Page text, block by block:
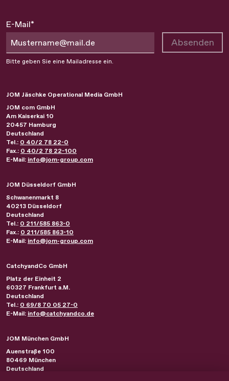
E-Mail*
Absenden
Bitte geben Sie eine Mailadresse ein.
JOM Jäschke Operational Media GmbH
JOM com GmbH
Am Kaiserkai 10
20457 Hamburg
Deutschland
Tel.: 0 40/2 78 22-0
Fax.: 0 40/2 78 22-100
E-Mail: info@jom-group.com
JOM Düsseldorf GmbH
Schwanenmarkt 8
40213 Düsseldorf
Deutschland
Tel.: 0 211/585 863-0
Fax.: 0 211/585 863-10
E-Mail: info@jom-group.com
CatchyandCo GmbH
Platz der Einheit 2
60327 Frankfurt a.M.
Deutschland
Tel.: 0 69/8 70 05 27-0
E-Mail: info@catchyandco.de
JOM München GmbH
Auenstraße 100
80469 München
Deutschland